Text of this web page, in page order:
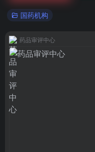
国药机构
药品审评中心